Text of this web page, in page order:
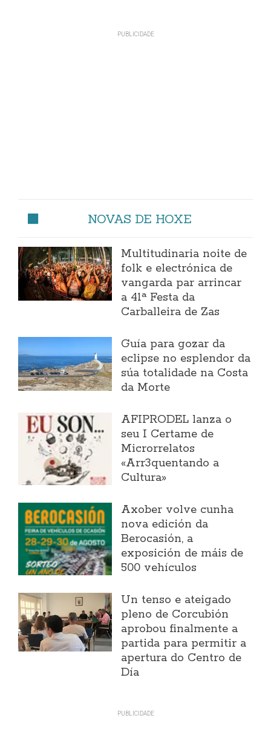
NOVAS DE HOXE
Multitudinaria noite de
folk e electrónica de
vangarda par arrincar
a 41ª Festa da
Carballeira de Zas
Guía para gozar da
eclipse no esplendor da
súa totalidade na Costa
da Morte
AFIPRODEL lanza o
seu I Certame de
Microrrelatos
«Arr3quentando a
Cultura»
Axober volve cunha
nova edición da
Berocasión, a
exposición de máis de
500 vehículos
Un tenso e ateigado
pleno de Corcubión
aprobou finalmente a
partida para permitir a
apertura do Centro de
Día